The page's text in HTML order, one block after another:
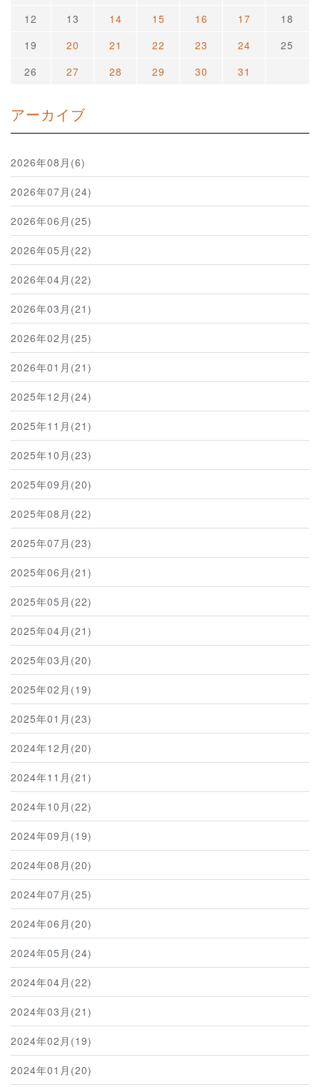
12
13 14 15 16 17
18
19
20 21 22 23 24
25
26
27 28 29 30 31
アーカイブ
2026年08月(6)
2026年07月(24)
2026年06月(25)
2026年05月(22)
2026年04月(22)
2026年03月(21)
2026年02月(25)
2026年01月(21)
2025年12月(24)
2025年11月(21)
2025年10月(23)
2025年09月(20)
2025年08月(22)
2025年07月(23)
2025年06月(21)
2025年05月(22)
2025年04月(21)
2025年03月(20)
2025年02月(19)
2025年01月(23)
2024年12月(20)
2024年11月(21)
2024年10月(22)
2024年09月(19)
2024年08月(20)
2024年07月(25)
2024年06月(20)
2024年05月(24)
2024年04月(22)
2024年03月(21)
2024年02月(19)
2024年01月(20)